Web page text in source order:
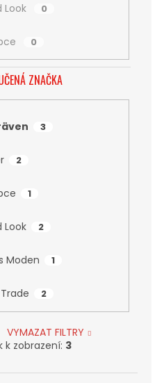
Look 0
0
ZNAČKA
3
2
1
Look 2
Moden 1
2
VYMAZAT FILTRY
k zobrazení: 3